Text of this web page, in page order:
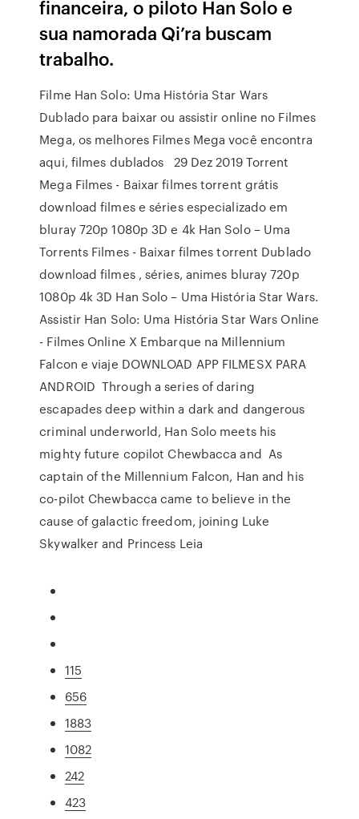
financeira, o piloto Han Solo e
sua namorada Qi’ra buscam
trabalho.
Filme Han Solo: Uma História Star Wars
Dublado para baixar ou assistir online no Filmes
Mega, os melhores Filmes Mega você encontra
aqui, filmes dublados 29 Dez 2019 Torrent
Mega Filmes - Baixar filmes torrent grátis
download filmes e séries especializado em
bluray 720p 1080p 3D e 4k Han Solo – Uma
Torrents Filmes - Baixar filmes torrent Dublado
download filmes , séries, animes bluray 720p
1080p 4k 3D Han Solo – Uma História Star Wars.
Assistir Han Solo: Uma História Star Wars Online
- Filmes Online X Embarque na Millennium
Falcon e viaje DOWNLOAD APP FILMESX PARA
ANDROID Through a series of daring
escapades deep within a dark and dangerous
criminal underworld, Han Solo meets his
mighty future copilot Chewbacca and As
captain of the Millennium Falcon, Han and his
co-pilot Chewbacca came to believe in the
cause of galactic freedom, joining Luke
Skywalker and Princess Leia
115
656
1883
1082
242
423